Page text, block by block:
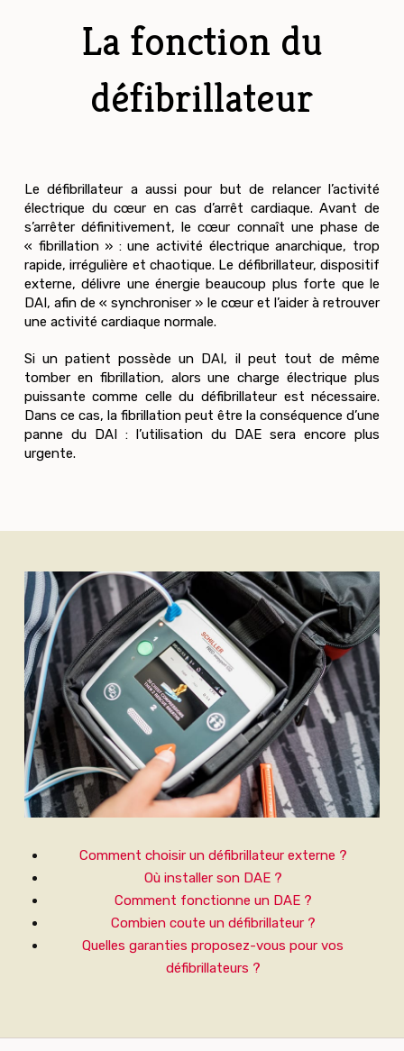
La fonction du
défibrillateur
Le défibrillateur a aussi pour but de relancer l’activité
électrique du cœur en cas d’arrêt cardiaque. Avant de
s’arrêter définitivement, le cœur connaît une phase de
« fibrillation » : une activité électrique anarchique, trop
rapide, irrégulière et chaotique. Le défibrillateur, dispositif
externe, délivre une énergie beaucoup plus forte que le
DAI, afin de « synchroniser » le cœur et l’aider à retrouver
une activité cardiaque normale.
Si un patient possède un DAI, il peut tout de même
tomber en fibrillation, alors une charge électrique plus
puissante comme celle du défibrillateur est nécessaire.
Dans ce cas, la fibrillation peut être la conséquence d’une
panne du DAI : l’utilisation du DAE sera encore plus
urgente.
Comment choisir un défibrillateur externe ?
Où installer son DAE ?
Comment fonctionne un DAE ?
Combien coute un défibrillateur ?
Quelles garanties proposez-vous pour vos
défibrillateurs ?